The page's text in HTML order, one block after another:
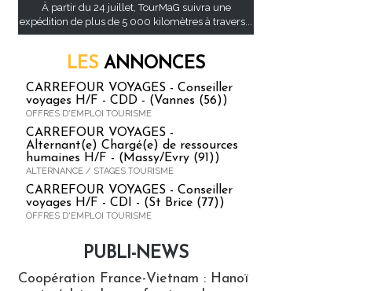
À partir du 24 juillet, TourMaG suivra une
expédition de plus de 5 000 kilomètres à travers...
LES ANNONCES
CARREFOUR VOYAGES - Conseiller
voyages H/F - CDD - (Vannes (56))
OFFRES D'EMPLOI TOURISME
CARREFOUR VOYAGES -
Alternant(e) Chargé(e) de ressources
humaines H/F - (Massy/Evry (91))
ALTERNANCE / STAGES TOURISME
CARREFOUR VOYAGES - Conseiller
voyages H/F - CDI - (St Brice (77))
OFFRES D'EMPLOI TOURISME
PUBLI-NEWS
Coopération France-Vietnam : Hanoï